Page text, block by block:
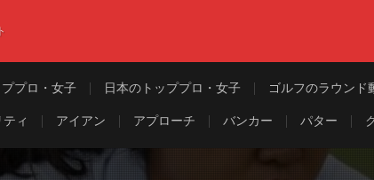
プロ・女子 日本のトッププロ・女子 ゴルフのラウンド
ィ アイアン アプローチ バンカー パター